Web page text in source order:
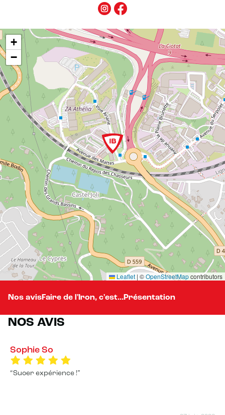
+
−
Leaflet | ©OpenStreetMapcontributors
Nos avisFaire de l'Iron, c'est...Présentation
NOS AVIS
Sophie So
Suoer expérience !